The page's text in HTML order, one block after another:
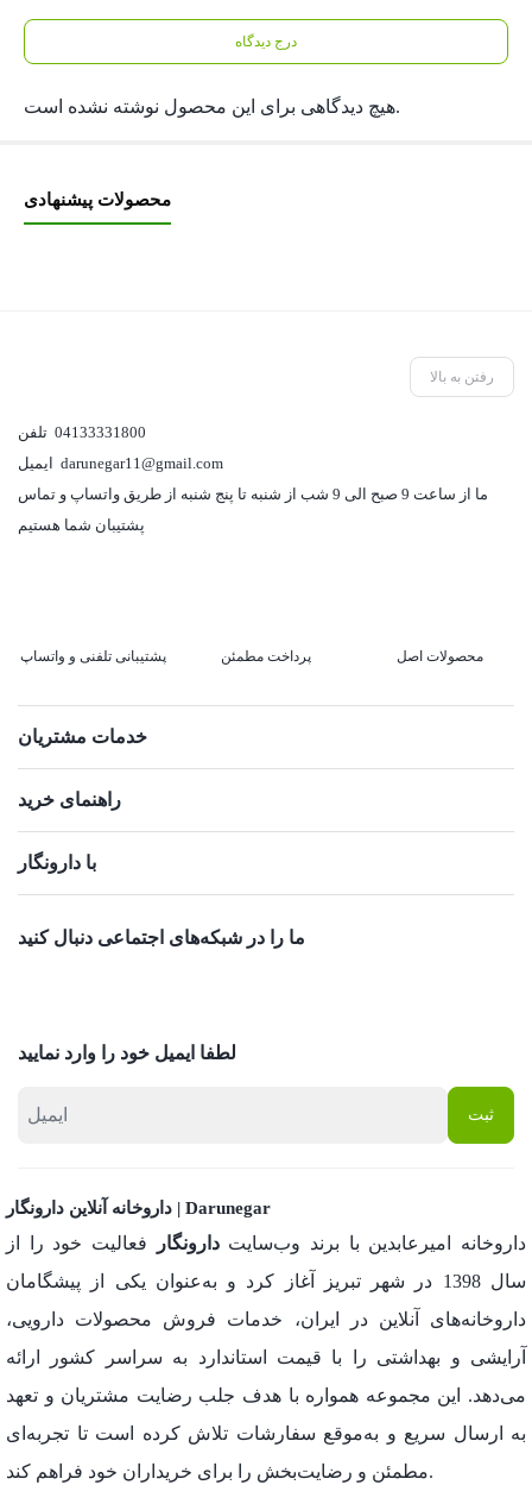
درج دیدگاه
هیچ دیدگاهی برای این محصول نوشته نشده است.
محصولات پیشنهادی
رفتن به بالا
04133331800
darunegar11@gmail.com
ما از ساعت 9 صبح الی 9 شب از شنبه تا پنج شنبه از طریق واتساپ و تماس
پشتیبان شما هستیم
پشتیبانی تلفنی و واتساپ پرداخت مطمئن محصولات اصل
خدمات مشتریان
راهنمای خرید
با دارونگار
ما را در شبکه‌های اجتماعی دنبال کنید
لطفا ایمیل خود را وارد نمایید
داروخانه آنلاین دارونگار | Darunegar
داروخانه امیرعابدین با برند وب‌سایتدارونگار
فعالیت خود را از
سال 1398 در شهر تبریز آغاز کرد و به‌عنوان یکی از پیشگامان
داروخانه‌های آنلاین در ایران، خدمات فروش محصولات دارویی،
آرایشی و بهداشتی را با قیمت استاندارد به سراسر کشور ارائه
می‌دهد. این مجموعه همواره با هدف جلب رضایت مشتریان و تعهد
به ارسال سریع و به‌موقع سفارشات تلاش کرده است تا تجربه‌ای
مطمئن و رضایت‌بخش را برای خریداران خود فراهم کند.